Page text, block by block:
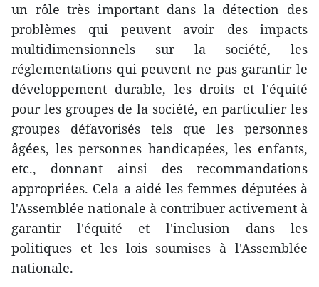
un rôle très important dans la détection des
problèmes qui peuvent avoir des impacts
multidimensionnels sur la société, les
réglementations qui peuvent ne pas garantir le
développement durable, les droits et l'équité
pour les groupes de la société, en particulier les
groupes défavorisés tels que les personnes
âgées, les personnes handicapées, les enfants,
etc., donnant ainsi des recommandations
appropriées. Cela a aidé les femmes députées à
l'Assemblée nationale à contribuer activement à
garantir l'équité et l'inclusion dans les
politiques et les lois soumises à l'Assemblée
nationale.